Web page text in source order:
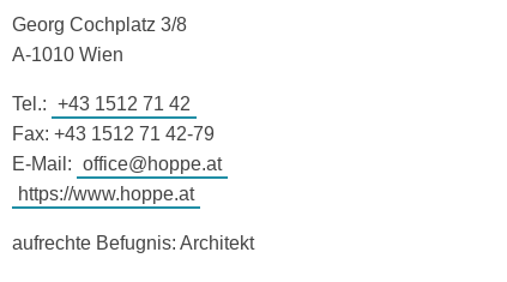
Georg Cochplatz 3/8
A-1010 Wien
Tel.: +43 1512 71 42
Fax: +43 1512 71 42-79
E-Mail: office@hoppe.at
https://www.hoppe.at
aufrechte Befugnis: Architekt